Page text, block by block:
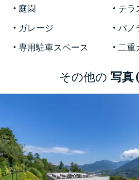
きます。魅惑的な栗の木と果て
ゴの木とブルーベリーの並木が
さとプライバシーを楽しむ魅力
出しています。
最新の建設技術のフィッティン
320 平方メートルの内部表面
またがり、湖に面した大きなパ
庭園
テラ
ガレージ
パノ
専用駐車スペース
二重
その他の 写真